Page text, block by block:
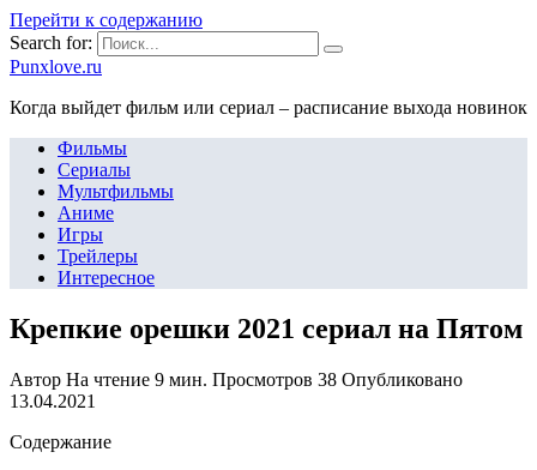
Перейти к содержанию
Search for:
Punxlove.ru
Когда выйдет фильм или сериал – расписание выхода новинок
Фильмы
Сериалы
Мультфильмы
Аниме
Игры
Трейлеры
Интересное
Крепкие орешки 2021 сериал на Пятом
Автор На чтение 9 мин. Просмотров 38 Опубликовано
13.04.2021
Содержание